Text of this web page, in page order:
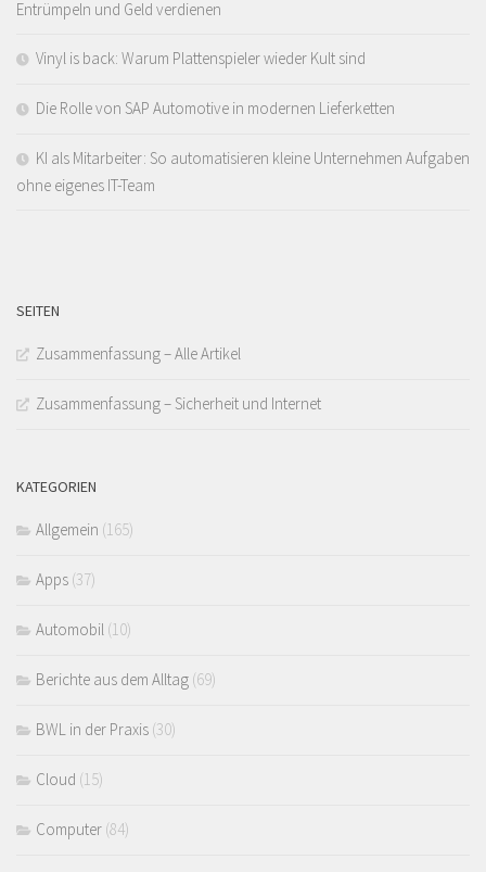
Entrümpeln und Geld verdienen
Vinyl is back: Warum Plattenspieler wieder Kult sind
Die Rolle von SAP Automotive in modernen Lieferketten
KI als Mitarbeiter: So automatisieren kleine Unternehmen Aufgaben
ohne eigenes IT-Team
SEITEN
Zusammenfassung – Alle Artikel
Zusammenfassung – Sicherheit und Internet
KATEGORIEN
Allgemein (165)
Apps (37)
Automobil (10)
Berichte aus dem Alltag (69)
BWL in der Praxis (30)
Cloud (15)
Computer (84)